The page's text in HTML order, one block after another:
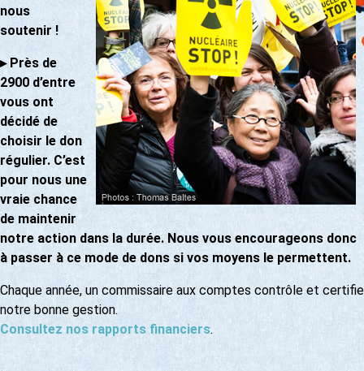
nous
soutenir !
▸Près de
2900 d’entre
vous ont
décidé de
choisir le don
régulier. C’est
pour nous une
vraie chance
de maintenir
notre action dans la durée. Nous vous encourageons donc
à passer à ce mode de dons si vos moyens le permettent.
Chaque année, un commissaire aux comptes contrôle et certifie
notre bonne gestion.
Consultez nos rapports financiers.